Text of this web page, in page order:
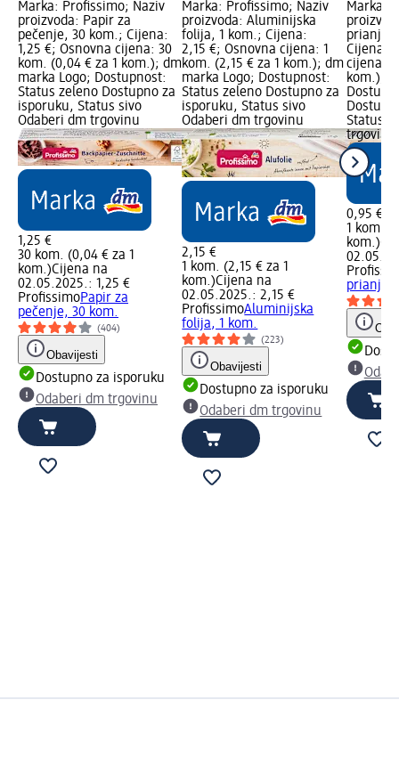
Marka: Profissimo; Naziv
proizvoda: Papir za
pečenje, 30 kom.; Cijena:
1,25 €; Osnovna cijena: 30
kom. (0,04 € za 1 kom.); dm
marka Logo; Dostupnost:
Status zeleno Dostupno za
isporuku, Status sivo
Odaberi dm trgovinu
1,25 €
30 kom. (0,04 € za 1
kom.)Cijena na
02.05.2025.: 1,25 €
ProfissimoPapir za
pečenje, 30 kom.
(404)
Obavijesti
Dostupno za isporuku
Odaberi dm trgovinu
Marka: Profissimo; Naziv
proizvoda: Aluminijska
folija, 1 kom.; Cijena:
2,15 €; Osnovna cijena: 1
kom. (2,15 € za 1 kom.); dm
marka Logo; Dostupnost:
Status zeleno Dostupno za
isporuku, Status sivo
Odaberi dm trgovinu
2,15 €
1 kom. (2,15 € za 1
kom.)Cijena na
02.05.2025.: 2,15 €
ProfissimoAluminijska
folija, 1 kom.
(223)
Obavijesti
Dostupno za isporuku
Odaberi dm trgovinu
Marka:
Cijena:
cijena: 1
kom.);
Status
trgovinu
0,95 €
1 kom.
kom.)